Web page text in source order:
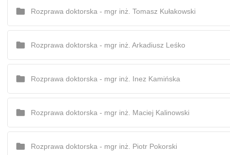
Rozprawa doktorska - mgr inż. Tomasz Kułakowski
Rozprawa doktorska - mgr inż. Arkadiusz Leśko
Rozprawa doktorska - mgr inż. Inez Kamińska
Rozprawa doktorska - mgr inż. Maciej Kalinowski
Rozprawa doktorska - mgr inż. Piotr Pokorski